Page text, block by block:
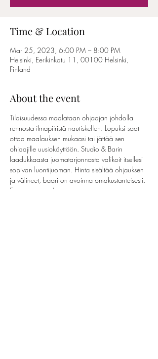
Time & Location
Mar 25, 2023, 6:00 PM – 8:00 PM
Helsinki, Eerikinkatu 11, 00100 Helsinki,
Finland
About the event
Tilaisuudessa maalataan ohjaajan johdolla
rennosta ilmapiiristä nautiskellen. Lopuksi saat
ottaa maalauksen mukaasi tai jättää sen
ohjaajille uusiokäyttöön. Studio & Barin
laadukkaasta juomatarjonnasta valikoit itsellesi
sopivan luontijuoman. Hinta sisältää ohjauksen
ja välineet, baari on avoinna omakustanteisesti.
Ei omia juomia!